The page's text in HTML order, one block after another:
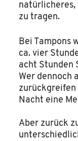
natürlicheres,
zu tragen.
Bei Tampons
ca. vier
acht Stunden
Wer dennoch
zurückgreifen
Nacht eine
Aber zurück